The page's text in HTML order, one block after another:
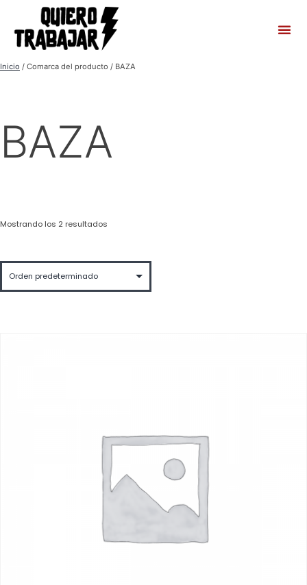
Inicio / Comarca del producto / BAZA
BAZA
Mostrando los 2 resultados